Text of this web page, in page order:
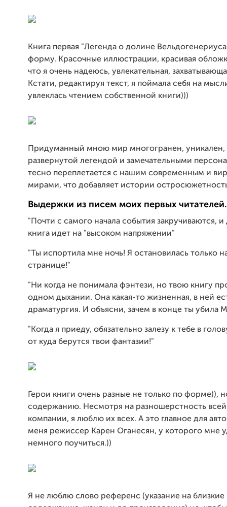
Книга первая "Легенда о долине
форму. Красочные иллюстрации, красивая
что я очень надеюсь, увлекательная,
Кстати, редактируя текст, я поймала себя на
увлеклась чтением собственной книги)))
Придуманный мною мир многогранен, уникален,
развернутой легендой и замечательными
тесно переплетается с нашим современным и
мирами, что добавляет истории
Выдержки из писем моих первых читателей.
"Почти с самого начала события закручиваются, и
книга идет на "высоком напряжении"
"Ты испортила мне ночь! Я остановилась только
странице!"
"Ни когда не понимала фэнтези, но твою книгу
одном дыхании. Она какая-то жизненная, в ней
драматургия. И объясни, зачем в конце ты убила
"Когда я приеду, обязательно залезу к тебе в
от куда берутся твои фантазии!"
Герои книги очень разные не только по форме)),
содержанию. Несмотря на разношерстность
компании, я люблю их всех. А это главное для
меня режиссер Карен Оганесян, у которого мне
немного поучиться.))
Я не люблю слово референс (указание на